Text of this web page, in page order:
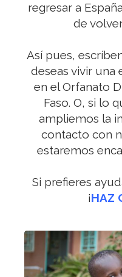
regresar a
de
Así pues,
deseas vivir una
en el Orfanato
Faso. O, si lo
ampliemos la
contacto con
estaremos
Si prefieres
¡HAZ